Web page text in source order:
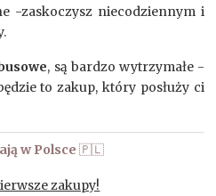
-zaskoczysz niecodziennym i
, są bardzo wytrzymałe -
to zakup, który posłuży ci
w Polsce 🇵🇱
zakupy!